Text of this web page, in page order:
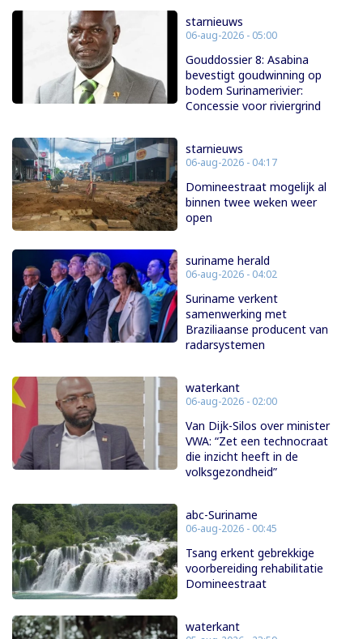
starnieuws
06-aug-2026 - 05:00
Gouddossier 8: Asabina
bevestigt goudwinning op
bodem Surinamerivier:
Concessie voor riviergrind
starnieuws
06-aug-2026 - 04:17
Domineestraat mogelijk al
binnen twee weken weer
open
suriname herald
06-aug-2026 - 04:02
Suriname verkent
samenwerking met
Braziliaanse producent van
radarsystemen
waterkant
06-aug-2026 - 02:00
Van Dijk-Silos over minister
VWA: “Zet een technocraat
die inzicht heeft in de
volksgezondheid”
abc-Suriname
06-aug-2026 - 00:45
Tsang erkent gebrekkige
voorbereiding rehabilitatie
Domineestraat
waterkant